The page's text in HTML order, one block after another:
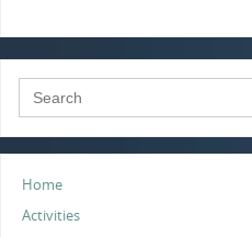
t
e
r
b
o
k
e
I
n
s
p
p
l
e
Search
for:
Home
Activities